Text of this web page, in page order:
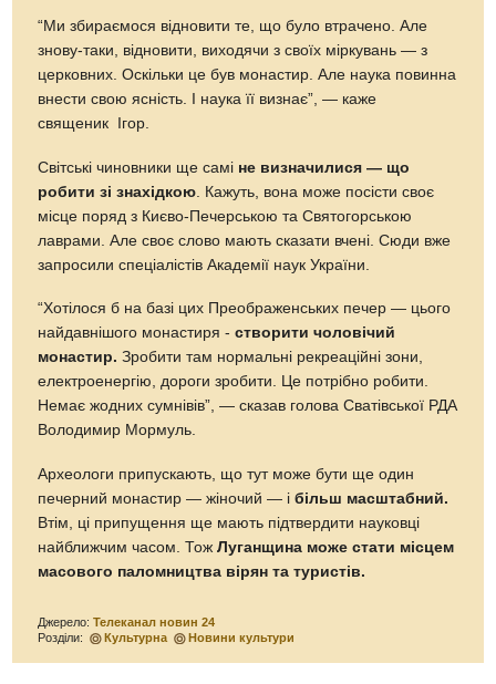
“Ми збираємося відновити те, що було втрачено. Але
знову-таки, відновити, виходячи з своїх міркувань — з
церковних. Оскільки це був монастир. Але наука повинна
внести свою ясність. І наука її визнає”, — каже
священик Ігор.
Світські чиновники ще самі не визначилися — що
робити зі знахідкою . Кажуть, вона може посісти своє
місце поряд з Києво-Печерською та Святогорською
лаврами. Але своє слово мають сказати вчені. Сюди вже
запросили спеціалістів Академії наук України.
“Хотілося б на базі цих Преображенських печер — цього
найдавнішого монастиря -створити чоловічий
монастир. Зробити там нормальні рекреаційні зони,
електроенергію, дороги зробити. Це потрібно робити.
Немає жодних сумнівів”, — сказав голова Сватівської РДА
Володимир Мормуль.
Археологи припускають, що тут може бути ще один
печерний монастир — жіночий — ібільш масштабний.
Втім, ці припущення ще мають підтвердити науковці
найближчим часом. ТожЛуганщина може стати місцем
масового паломництва вірян та туристів.
Джерело:Телеканал новин 24
Розділи:
Культурна Новини культури